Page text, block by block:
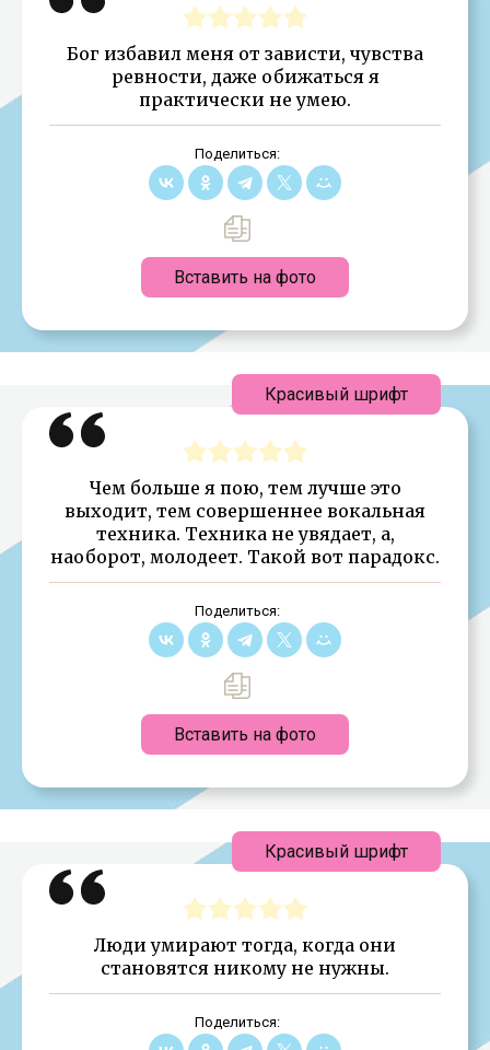
Бог избавил меня от зависти, чувства
ревности, даже обижаться я
практически не умею.
Поделиться:
Вставить на фото
Чем больше я пою, тем лучше это
выходит, тем совершеннее вокальная
техника. Техника не увядает, а,
наоборот, молодеет. Такой вот парадокс.
Поделиться:
Вставить на фото
Красивый шрифт
Люди умирают тогда, когда они
становятся никому не нужны.
Поделиться:
Красивый шрифт